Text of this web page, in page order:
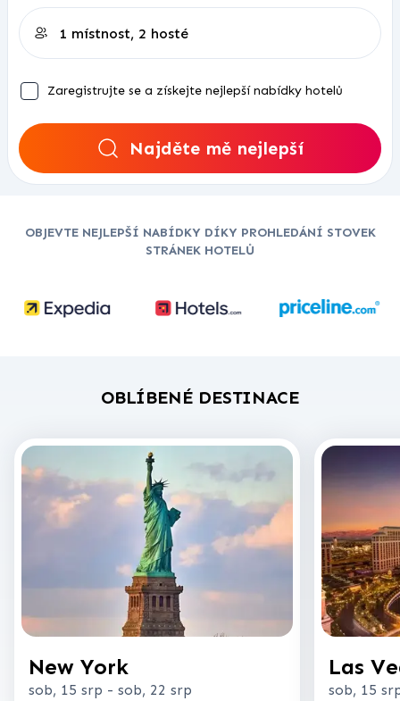
Zaregistrujte se a získejte nejlepší nabídky hotelů
Najděte mě nejlepší
OBJEVTE NEJLEPŠÍ NABÍDKY DÍKY PROHLEDÁNÍ STOVEK
STRÁNEK HOTELŮ
OBLÍBENÉ DESTINACE
New York
sob, 15 srp - sob, 22 srp
Las
sob, 15